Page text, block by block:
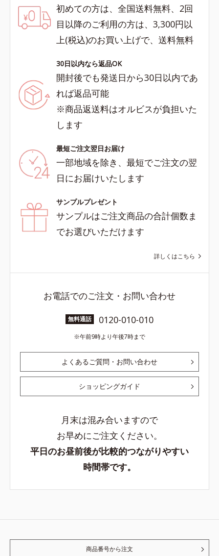
初めての方は、全国送料無料、2回
目以降のご利用の方は、3,300円以
上(税込)のお買い上げで、送料無料
30日以内なら返品OK
開封後でも発送日から30日以内であ
れば返品可能
※商品返送料はオルビスが負担いた
します
最短ご注文翌日お届け
一部地域を除き、最短でご注文の翌
日にお届けいたします
サンプルプレゼント
サンプルはご注文商品の合計個数ま
でお選びいただけます
詳しくはこちら
お電話でのご注文・お問い合わせ
無料通話 0120-010-010
午前9時より午後7時まで
よくあるご質問・お問い合わせ
ショッピングガイド
月末は混み合いますので
お早めにご注文ください。
平日のお昼前後が比較的つながりやすい
時間帯です。
商品番号から注文